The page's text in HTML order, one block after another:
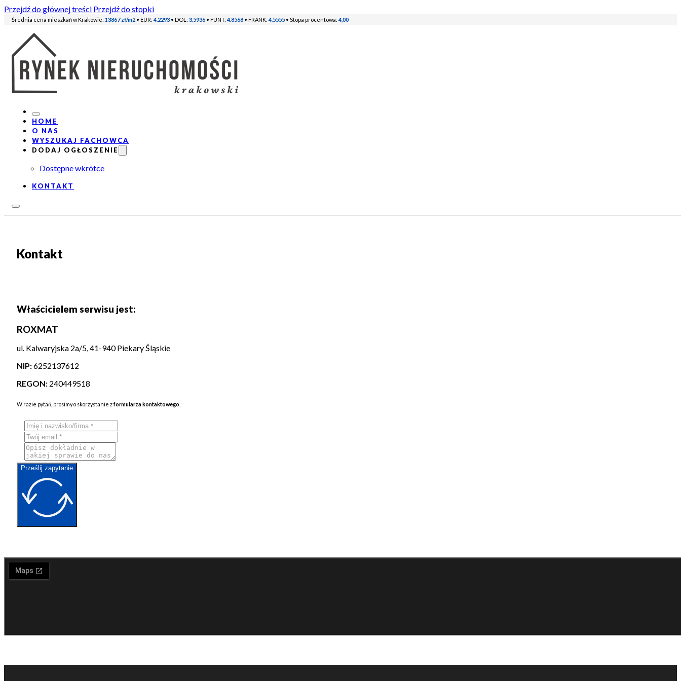
Przejdź do głównej treści Przejdź do stopki
Średnia cena mieszkań w Krakowie: 13867 zł/m2 • EUR: 4.2293 • DOL: 3.5936 • FUNT: 4.8568 • FRANK: 4.5555 • Stopa procentowa: 4,00
HOME
O NAS
WYSZUKAJ FACHOWCA
DODAJ OGŁOSZENIE
Dostępne wkrótce
KONTAKT
Kontakt
Właścicielem serwisu jest:
ROXMAT
ul. Kalwaryjska 2a/5, 41-940 Piekary Śląskie
NIP:6252137612
REGON: 240449518
W razie pytań, prosimy o skorzystanie zformularza kontaktowego
Prześlij zapytanie